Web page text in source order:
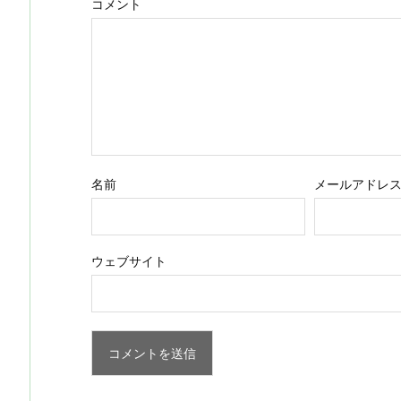
コメント
名前 メールアドレス
ウェブサイト